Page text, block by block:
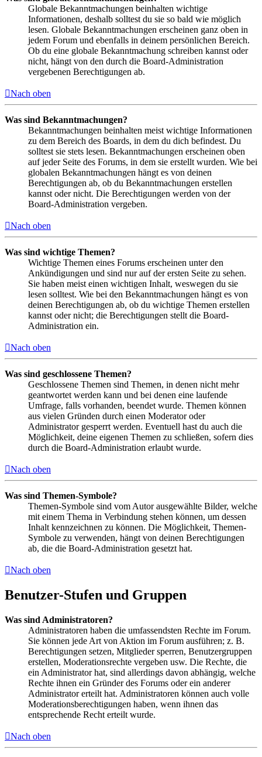
Globale Bekanntmachungen beinhalten wichtige
Informationen, deshalb solltest du sie so bald wie möglich
lesen. Globale Bekanntmachungen erscheinen ganz oben in
jedem Forum und ebenfalls in deinem persönlichen Bereich.
Ob du eine globale Bekanntmachung schreiben kannst oder
nicht, hängt von den durch die Board-Administration
vergebenen Berechtigungen ab.
Nach oben
Was sind Bekanntmachungen?
Bekanntmachungen beinhalten meist wichtige Informationen
zu dem Bereich des Boards, in dem du dich befindest. Du
solltest sie stets lesen. Bekanntmachungen erscheinen oben
auf jeder Seite des Forums, in dem sie erstellt wurden. Wie bei
globalen Bekanntmachungen hängt es von deinen
Berechtigungen ab, ob du Bekanntmachungen erstellen
kannst oder nicht. Die Berechtigungen werden von der
Board-Administration vergeben.
Nach oben
Was sind wichtige Themen?
Wichtige Themen eines Forums erscheinen unter den
Ankündigungen und sind nur auf der ersten Seite zu sehen.
Sie haben meist einen wichtigen Inhalt, weswegen du sie
lesen solltest. Wie bei den Bekanntmachungen hängt es von
deinen Berechtigungen ab, ob du wichtige Themen erstellen
kannst oder nicht; die Berechtigungen stellt die Board-
Administration ein.
Nach oben
Was sind geschlossene Themen?
Geschlossene Themen sind Themen, in denen nicht mehr
geantwortet werden kann und bei denen eine laufende
Umfrage, falls vorhanden, beendet wurde. Themen können
aus vielen Gründen durch einen Moderator oder
Administrator gesperrt werden. Eventuell hast du auch die
Möglichkeit, deine eigenen Themen zu schließen, sofern dies
durch die Board-Administration erlaubt wurde.
Nach oben
Was sind Themen-Symbole?
Themen-Symbole sind vom Autor ausgewählte Bilder, welche
mit einem Thema in Verbindung stehen können, um dessen
Inhalt kennzeichnen zu können. Die Möglichkeit, Themen-
Symbole zu verwenden, hängt von deinen Berechtigungen
ab, die die Board-Administration gesetzt hat.
Nach oben
Benutzer-Stufen und Gruppen
Was sind Administratoren?
Administratoren haben die umfassendsten Rechte im Forum.
Sie können jede Art von Aktion im Forum ausführen; z. B.
Berechtigungen setzen, Mitglieder sperren, Benutzergruppen
erstellen, Moderationsrechte vergeben usw. Die Rechte, die
ein Administrator hat, sind allerdings davon abhängig, welche
Rechte ihnen ein Gründer des Forums oder ein anderer
Administrator erteilt hat. Administratoren können auch volle
Moderationsberechtigungen haben, wenn ihnen das
entsprechende Recht erteilt wurde.
Nach oben